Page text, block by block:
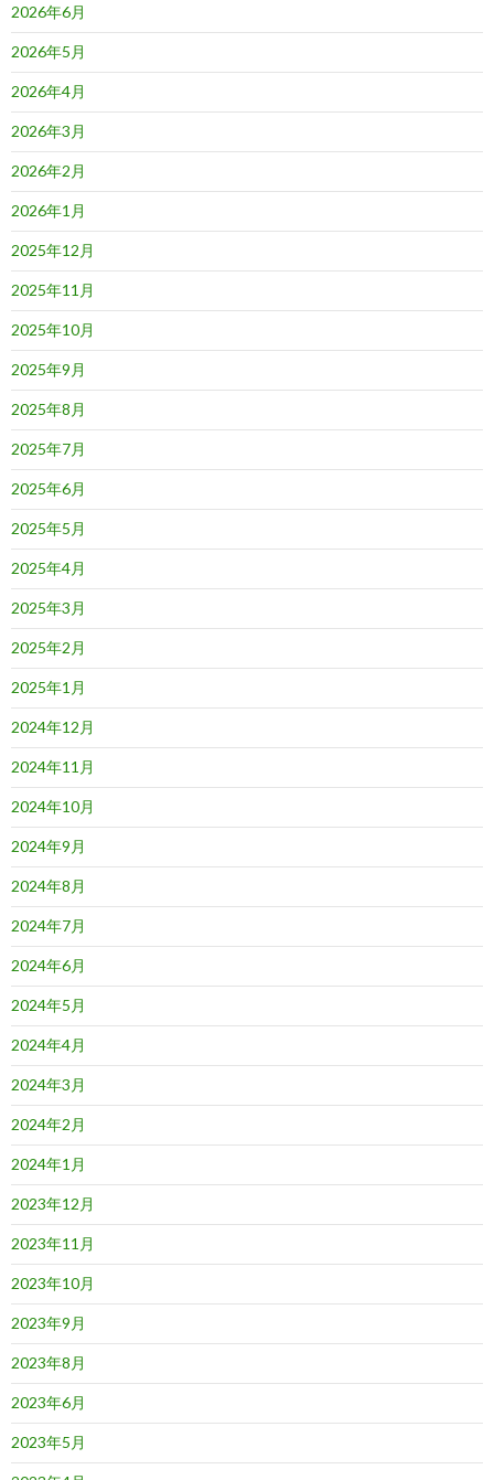
2026年6月
2026年5月
2026年4月
2026年3月
2026年2月
2026年1月
2025年12月
2025年11月
2025年10月
2025年9月
2025年8月
2025年7月
2025年6月
2025年5月
2025年4月
2025年3月
2025年2月
2025年1月
2024年12月
2024年11月
2024年10月
2024年9月
2024年8月
2024年7月
2024年6月
2024年5月
2024年4月
2024年3月
2024年2月
2024年1月
2023年12月
2023年11月
2023年10月
2023年9月
2023年8月
2023年6月
2023年5月